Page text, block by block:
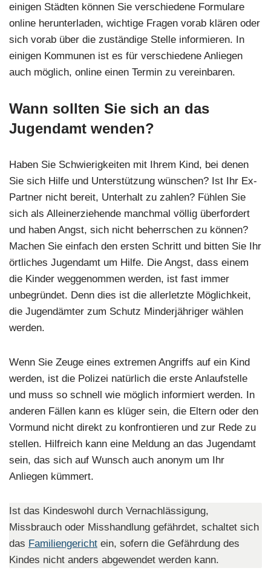
einigen Städten können Sie verschiedene Formulare
online herunterladen, wichtige Fragen vorab klären oder
sich vorab über die zuständige Stelle informieren. In
einigen Kommunen ist es für verschiedene Anliegen
auch möglich, online einen Termin zu vereinbaren.
Wann sollten Sie sich an das
Jugendamt wenden?
Haben Sie Schwierigkeiten mit Ihrem Kind, bei denen
Sie sich Hilfe und Unterstützung wünschen? Ist Ihr Ex-
Partner nicht bereit, Unterhalt zu zahlen? Fühlen Sie
sich als Alleinerziehende manchmal völlig überfordert
und haben Angst, sich nicht beherrschen zu können?
Machen Sie einfach den ersten Schritt und bitten Sie Ihr
örtliches Jugendamt um Hilfe. Die Angst, dass einem
die Kinder weggenommen werden, ist fast immer
unbegründet. Denn dies ist die allerletzte Möglichkeit,
die Jugendämter zum Schutz Minderjähriger wählen
werden.
Wenn Sie Zeuge eines extremen Angriffs auf ein Kind
werden, ist die Polizei natürlich die erste Anlaufstelle
und muss so schnell wie möglich informiert werden. In
anderen Fällen kann es klüger sein, die Eltern oder den
Vormund nicht direkt zu konfrontieren und zur Rede zu
stellen. Hilfreich kann eine Meldung an das Jugendamt
sein, das sich auf Wunsch auch anonym um Ihr
Anliegen kümmert.
Ist das Kindeswohl durch Vernachlässigung,
Missbrauch oder Misshandlung gefährdet, schaltet sich
das Familiengericht ein, sofern die Gefährdung des
Kindes nicht anders abgewendet werden kann.